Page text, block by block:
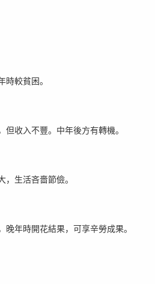
較貧困。
收入不豐。中年後方有轉機。
生活吝嗇節儉。
年時開花結果，可享辛勞成果。